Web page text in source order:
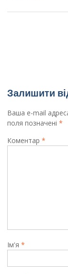
Залишити
Ваша e-mail
поля позначені *
Коментар *
Ім'я *